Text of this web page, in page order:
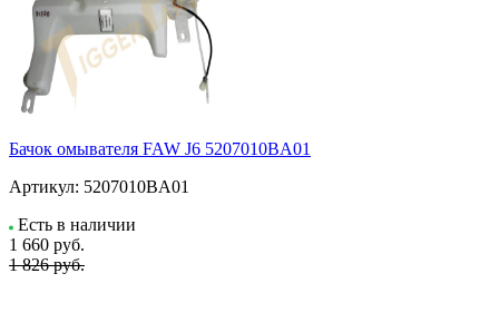
Бачок омывателя FAW J6 5207010BA01
Артикул: 5207010BA01
Есть в наличии
1 660 руб.
1 826 руб.